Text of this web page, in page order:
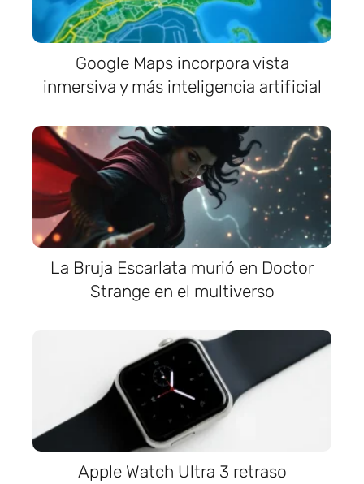
Google Maps incorpora vista
inmersiva y más inteligencia artificial
La Bruja Escarlata murió en Doctor
Strange en el multiverso
Apple Watch Ultra 3 retraso